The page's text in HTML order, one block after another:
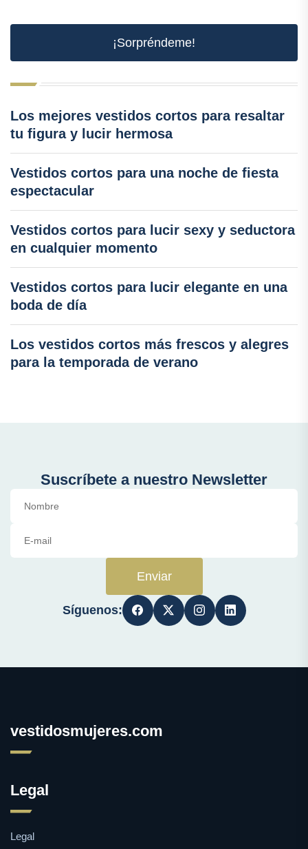
¡Sorpréndeme!
Los mejores vestidos cortos para resaltar
tu figura y lucir hermosa
Vestidos cortos para una noche de fiesta
espectacular
Vestidos cortos para lucir sexy y seductora
en cualquier momento
Vestidos cortos para lucir elegante en una
boda de día
Los vestidos cortos más frescos y alegres
para la temporada de verano
Suscríbete a nuestro Newsletter
Enviar
Síguenos:
vestidosmujeres.com
Legal
Legal